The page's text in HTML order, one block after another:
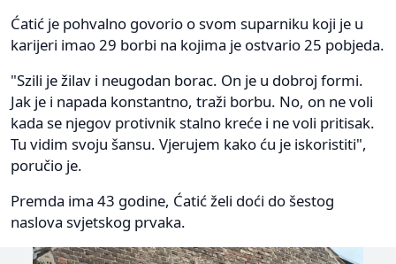
Ćatić je pohvalno govorio o svom suparniku koji je u
karijeri imao 29 borbi na kojima je ostvario 25 pobjeda.
"Szili je žilav i neugodan borac. On je u dobroj formi.
Jak je i napada konstantno, traži borbu. No, on ne voli
kada se njegov protivnik stalno kreće i ne voli pritisak.
Tu vidim svoju šansu. Vjerujem kako ću je iskoristiti",
poručio je.
Premda ima 43 godine, Ćatić želi doći do šestog
naslova svjetskog prvaka.